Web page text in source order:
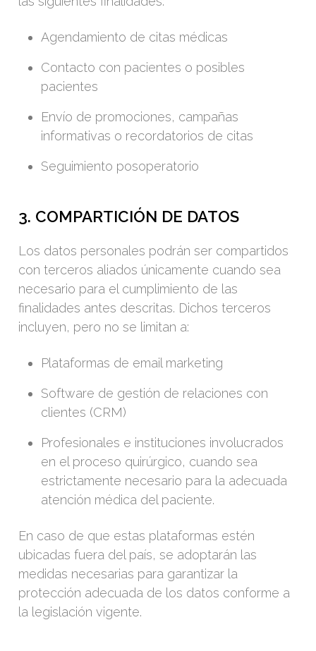
Agendamiento de citas médicas
Contacto con pacientes o posibles
pacientes
Envío de promociones, campañas
informativas o recordatorios de citas
Seguimiento posoperatorio
3. COMPARTICIÓN DE DATOS
Los datos personales podrán ser compartidos
con terceros aliados únicamente cuando sea
necesario para el cumplimiento de las
finalidades antes descritas. Dichos terceros
incluyen, pero no se limitan a:
Plataformas de email marketing
Software de gestión de relaciones con
clientes (CRM)
Profesionales e instituciones involucrados
en el proceso quirúrgico, cuando sea
estrictamente necesario para la adecuada
atención médica del paciente.
En caso de que estas plataformas estén
ubicadas fuera del país, se adoptarán las
medidas necesarias para garantizar la
protección adecuada de los datos conforme a
la legislación vigente.